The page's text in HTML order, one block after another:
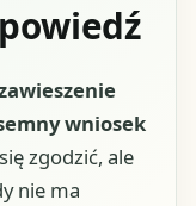
wniosek
zgodzić, ale
nie ma